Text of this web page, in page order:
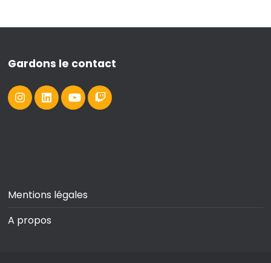
Gardons le contact
Mentions légales
A propos